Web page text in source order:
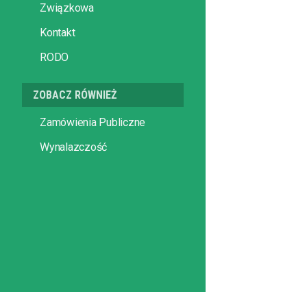
Związkowa
Kontakt
RODO
ZOBACZ RÓWNIEŻ
Zamówienia Publiczne
Wynalazczość